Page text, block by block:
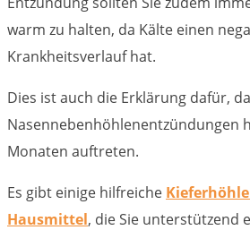
warm zu halten, da Kälte einen
Krankheitsverlauf hat.
Dies ist auch die Erklärung dafür,
Nasennebenhöhlenentzündungen
Monaten auftreten.
Es gibt einige hilfreiche
Hausmittel, die Sie unterstützend